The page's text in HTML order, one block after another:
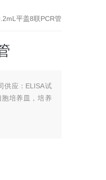
平盖8联PCR管
供应：ELISA试
培养皿，培养